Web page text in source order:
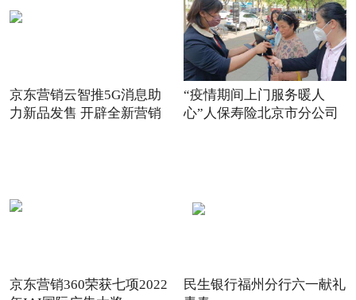
京东营销云智推5G消息助
力新品发售 开辟全新营销
“疫情期间上门服务暖人
心”人保寿险北京市分公司
京东营销360荣获七项2022
民生银行福州分行六一献礼